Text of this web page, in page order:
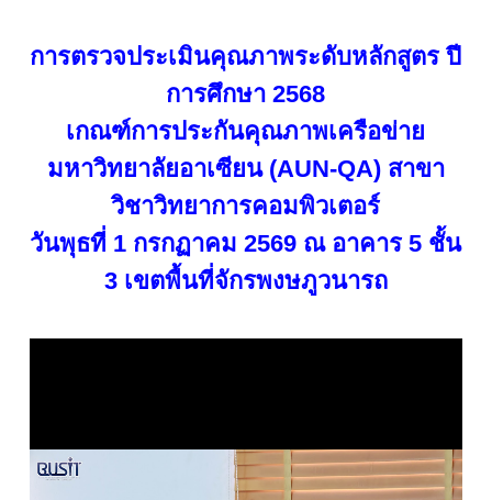
การตรวจประเมินคุณภาพระดับหลักสูตร ปี
การศึกษา 2568
เกณฑ์การประกันคุณภาพเครือข่าย
มหาวิทยาลัยอาเซียน (AUN-QA) สาขา
วิชาวิทยาการคอมพิวเตอร์
วันพุธที่ 1 กรกฏาคม 2569 ณ อาคาร 5 ชั้น
3 เขตพื้นที่จักรพงษภูวนารถ